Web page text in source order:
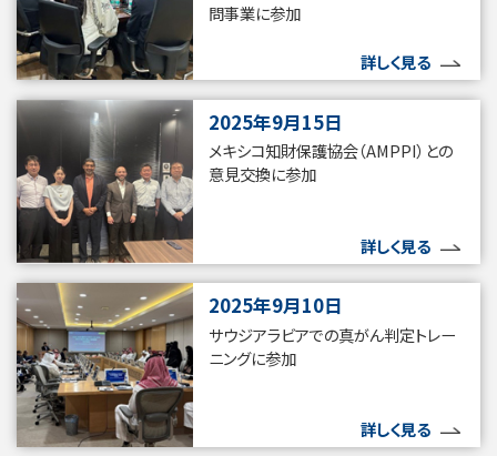
問事業に参加
詳しく見る
2025年9月15日
メキシコ知財保護協会（AMPPI）との
意見交換に参加
詳しく見る
2025年9月10日
サウジアラビアでの真がん判定トレー
ニングに参加
詳しく見る